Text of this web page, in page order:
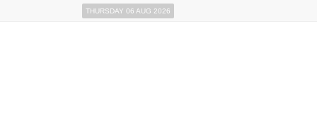
THURSDAY 06 AUG 2026